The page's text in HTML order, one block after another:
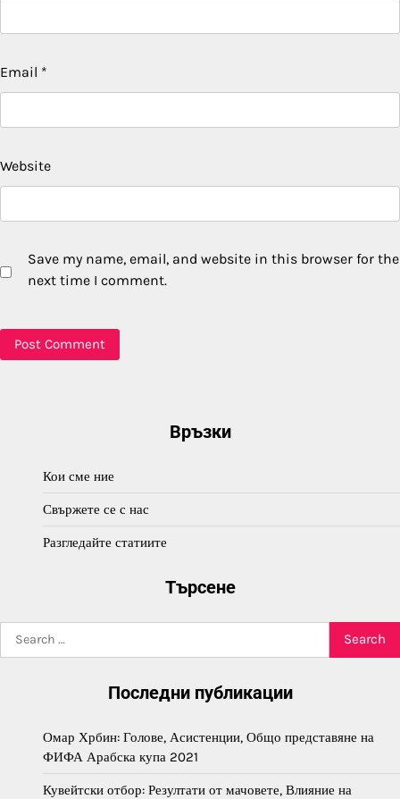
Email *
Website
Save my name, email, and website in this browser for the
next time I comment.
Връзки
Кои сме ние
Свържете се с нас
Разгледайте статиите
Търсене
Search
for:
Последни публикации
Омар Хрбин: Голове, Асистенции, Общо представяне на
ФИФА Арабска купа 2021
Кувейтски отбор: Резултати от мачовете, Влияние на